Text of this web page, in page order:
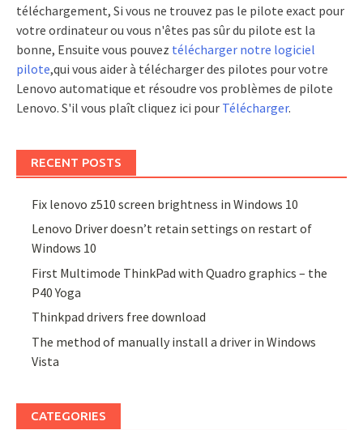
téléchargement, Si vous ne trouvez pas le pilote exact pour
votre ordinateur ou vous n'êtes pas sûr du pilote est la
bonne, Ensuite vous pouvez télécharger notre logiciel
pilote,qui vous aider à télécharger des pilotes pour votre
Lenovo automatique et résoudre vos problèmes de pilote
Lenovo. S'il vous plaît cliquez ici pour Télécharger.
RECENT POSTS
Fix lenovo z510 screen brightness in Windows 10
Lenovo Driver doesn’t retain settings on restart of
Windows 10
First Multimode ThinkPad with Quadro graphics – the
P40 Yoga
Thinkpad drivers free download
The method of manually install a driver in Windows
Vista
CATEGORIES